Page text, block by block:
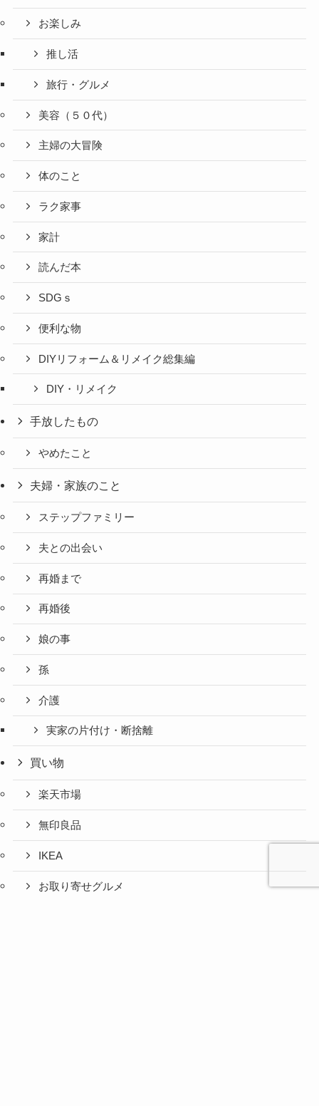
お楽しみ
推し活
旅行・グルメ
美容（５０代）
主婦の大冒険
体のこと
ラク家事
家計
読んだ本
SDGｓ
便利な物
DIYリフォーム＆リメイク総集編
DIY・リメイク
手放したもの
やめたこと
夫婦・家族のこと
ステップファミリー
夫との出会い
再婚まで
再婚後
娘の事
孫
介護
実家の片付け・断捨離
買い物
楽天市場
無印良品
IKEA
お取り寄せグルメ